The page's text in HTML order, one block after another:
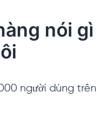
nói gì
người dùng